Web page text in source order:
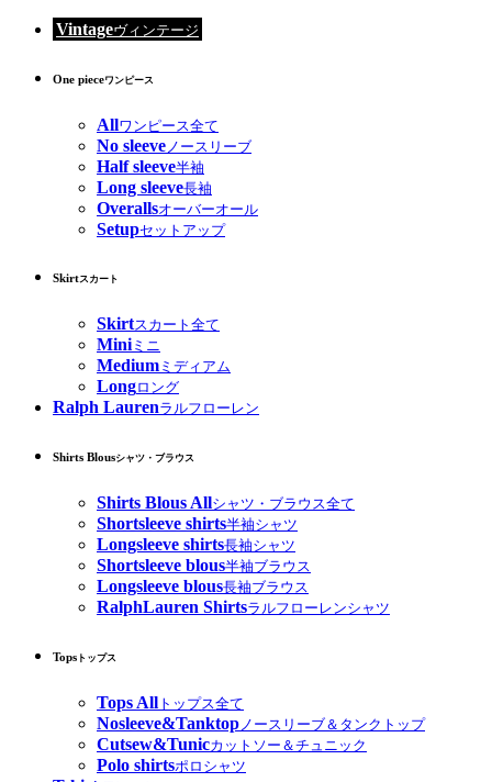
Vintageヴィンテージ
One pieceワンピース
Allワンピース全て
No sleeve ノースリーブ
Half sleeve半袖
Long sleeve長袖
Overallsオーバーオール
Setupセットアップ
Skirtスカート
Skirtスカート全て
Miniミニ
Medium ミディアム
Longロング
Ralph Laurenラルフローレン
Shirts Blousシャツ・ブラウス
Shirts Blous Allシャツ・ブラウス全て
Shortsleeve shirts半袖シャツ
Longsleeve shirts長袖シャツ
Shortsleeve blous半袖ブラウス
Longsleeve blous長袖ブラウス
RalphLauren Shirtsラルフローレンシャツ
Tops トップス
Tops All トップス全て
Nosleeve&Tanktopノースリーブ＆タンクトップ
Cutsew&Tunicカットソー＆チュニック
Polo shirtsポロシャツ